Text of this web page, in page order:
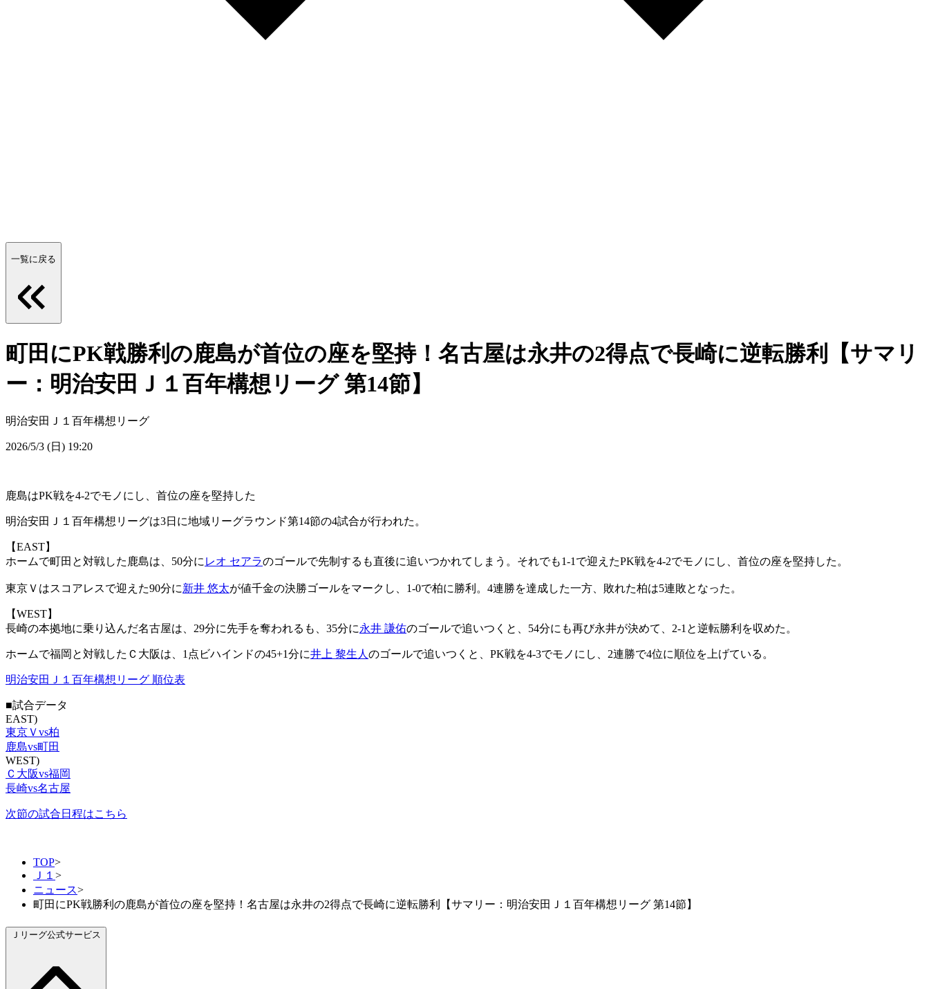
一覧に戻る
町田にPK戦勝利の鹿島が首位の座を堅持！名古屋は永井の2得点で長崎に逆転勝利【サマリ
ー：明治安田Ｊ１百年構想リーグ 第14節】
明治安田Ｊ１百年構想リーグ
2026/5/3 (日) 19:20
鹿島はPK戦を4-2でモノにし、首位の座を堅持した
明治安田Ｊ１百年構想リーグは3日に地域リーグラウンド第14節の4試合が行われた。
【EAST】
ホームで町田と対戦した鹿島は、50分に レオ セアラのゴールで先制するも直後に追いつかれてしまう。それでも1-1で迎えたPK戦を4-2でモノにし、首位の座を堅持した。
東京Ｖはスコアレスで迎えた90分に新井 悠太が値千金の決勝ゴールをマークし、1-0で柏に勝利。4連勝を達成した一方、敗れた柏は5連敗となった。
【WEST】
長崎の本拠地に乗り込んだ名古屋は、29分に先手を奪われるも、35分に永井 謙佑のゴールで追いつくと、54分にも再び永井が決めて、2-1と逆転勝利を収めた。
ホームで福岡と対戦したＣ大阪は、1点ビハインドの45+1分に井上 黎生人 のゴールで追いつくと、PK戦を4-3でモノにし、2連勝で4位に順位を上げている。
明治安田Ｊ１百年構想リーグ 順位表
■試合データ
EAST)
東京Ｖvs柏
鹿島vs町田
WEST)
Ｃ大阪vs福岡
長崎vs名古屋
次節の試合日程はこちら
TOP>
Ｊ１ >
ニュース>
町田にPK戦勝利の鹿島が首位の座を堅持！名古屋は永井の2得点で長崎に逆転勝利【サマリー：明治安田Ｊ１百年構想リーグ 第14節】
Ｊリーグ公式サービス